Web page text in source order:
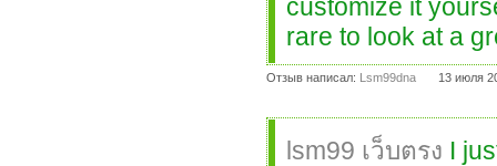
customize it
rare to look at a
Отзыв написал: Lsm99dna 13 июля
lsm99 เว็บตรง I